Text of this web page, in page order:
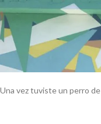
Una vez tuviste un perro de